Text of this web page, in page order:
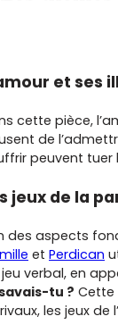
et ses
cette pièce,
de
peuvent tuer
jeux de la
des aspects
et Perdican
verbal, en
tu ? Cette
les jeux